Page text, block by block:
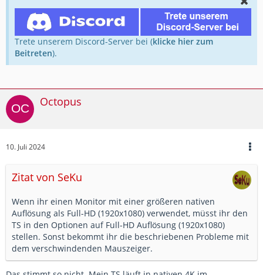
Trete unserem Discord-Server bei (klicke hier zum
Beitreten).
Octopus
10. Juli 2024
Zitat von SeKu
Wenn ihr einen Monitor mit einer größeren nativen
Auflösung als Full-HD (1920x1080) verwendet, müsst ihr den
TS in den Optionen auf Full-HD Auflösung (1920x1080)
stellen. Sonst bekommt ihr die beschriebenen Probleme mit
dem verschwindenden Mauszeiger.